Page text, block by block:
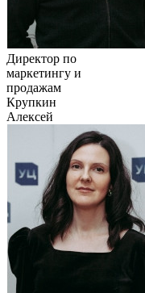
Директор по
маркетингу и
продажам
Крупкин
Алексей